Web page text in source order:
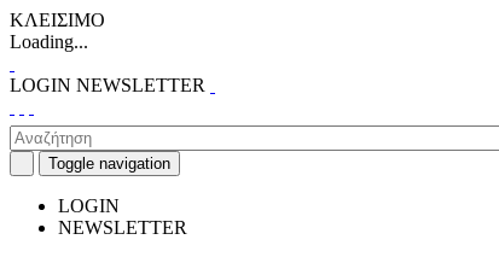
ΚΛΕΙΣΙΜΟ
Loading...
LOGIN NEWSLETTER
Toggle navigation
LOGIN
NEWSLETTER